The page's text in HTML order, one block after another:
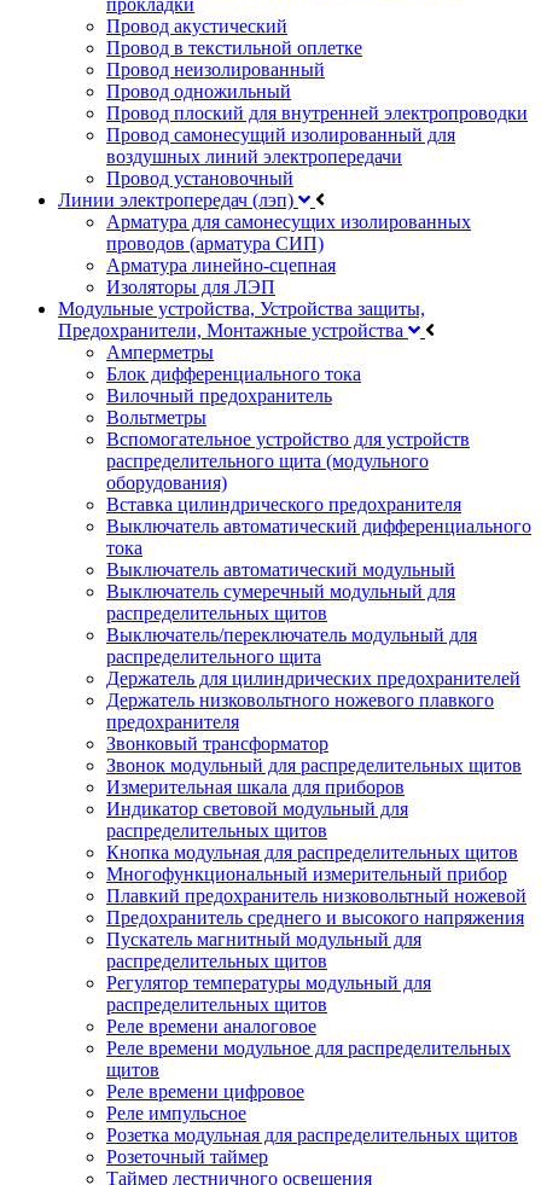
прокладки
Провод акустический
Провод в текстильной оплетке
Провод неизолированный
Провод одножильный
Провод плоский для внутренней электропроводки
Провод самонесущий изолированный для
воздушных линий электропередачи
Провод установочный
Линии электропередач (лэп)
Арматура для самонесущих изолированных
проводов (арматура СИП)
Арматура линейно-сцепная
Изоляторы для ЛЭП
Модульные устройства, Устройства защиты,
Предохранители, Монтажные устройства
Амперметры
Блок дифференциального тока
Вилочный предохранитель
Вольтметры
Вспомогательное устройство для устройств
распределительного щита (модульного
оборудования)
Вставка цилиндрического предохранителя
Выключатель автоматический дифференциального
тока
Выключатель автоматический модульный
Выключатель сумеречный модульный для
распределительных щитов
Выключатель/переключатель модульный для
распределительного щита
Держатель для цилиндрических предохранителей
Держатель низковольтного ножевого плавкого
предохранителя
Звонковый трансформатор
Звонок модульный для распределительных щитов
Измерительная шкала для приборов
Индикатор световой модульный для
распределительных щитов
Кнопка модульная для распределительных щитов
Многофункциональный измерительный прибор
Плавкий предохранитель низковольтный ножевой
Предохранитель среднего и высокого напряжения
Пускатель магнитный модульный для
распределительных щитов
Регулятор температуры модульный для
распределительных щитов
Реле времени аналоговое
Реле времени модульное для распределительных
щитов
Реле времени цифровое
Реле импульсное
Розетка модульная для распределительных щитов
Розеточный таймер
Таймер лестничного освещения